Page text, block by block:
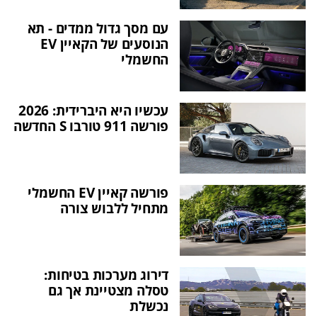
עם מסך גדול ממדים - תא
הנוסעים של הקאיין EV
החשמלי
עכשיו היא היברידית: 2026
פורשה 911 טורבו S החדשה
פורשה קאיין EV החשמלי
מתחיל ללבוש צורה
דירוג מערכות בטיחות:
טסלה מצטיינת אך גם
נכשלת